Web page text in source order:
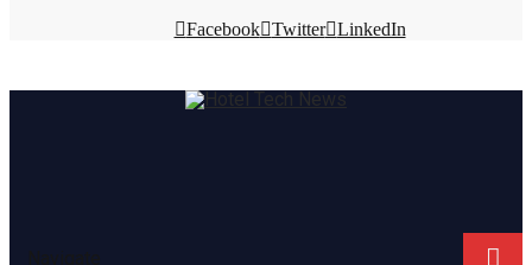
Facebook Twitter LinkedIn